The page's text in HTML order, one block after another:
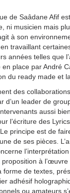
de Saâdane Afif
ni musicien mais
à son
travaillant
années telles que
en place par André
du ready made et
des
d’un leader de
aussi
l’écriture des
principe est de
de ses pièces.
à
forme de textes,
adhésif
ou amateurs